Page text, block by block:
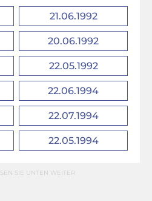
21.06.1992
20.06.1992
22.05.1992
22.06.1994
22.07.1994
22.05.1994
SIE UNTEN WEITER